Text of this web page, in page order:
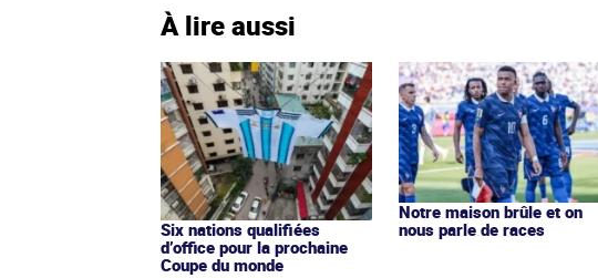
À lire aussi
Six nations qualifiées
d’office pour la prochaine
Coupe du monde
Notre maison brûle et on
nous parle de races